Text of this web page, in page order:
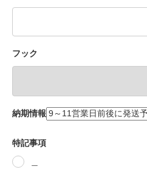
フック
納期情報
特記事項